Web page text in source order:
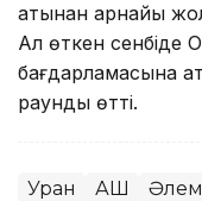
атынан арнайы
Ал өткен сенбіде
бағдарламасына
раунды өтті.
Уран АҚШ